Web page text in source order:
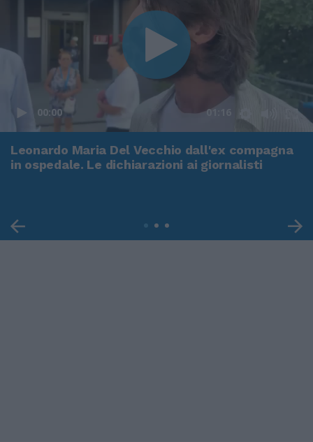
00:00 01:16
Leonardo Maria Del Vecchio dall'ex compagna
in ospedale. Le dichiarazioni ai giornalisti